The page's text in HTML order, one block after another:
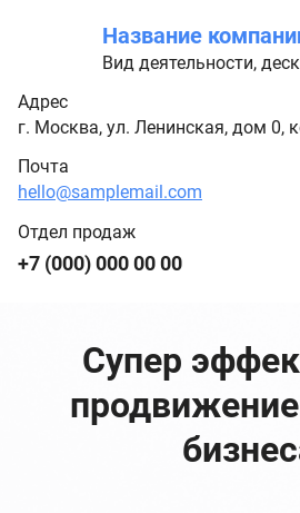
Название
Вид деятельности,
Адрес
г. Москва, ул. Ленинская, дом 0,
Почта
hello@samplemail.com
Отдел продаж
+7 (000) 000 00 00
Супер